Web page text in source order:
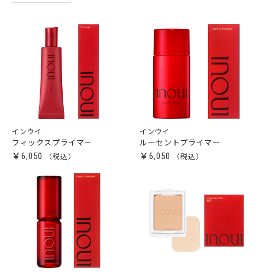
インウイ
フィックスプライマー
￥6,050
インウイ
ルーセントプライマー
￥6,050